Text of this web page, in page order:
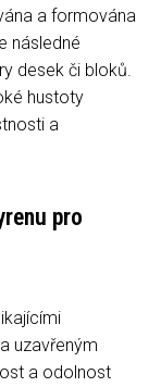
a formována
následné
desek či bloků.
hustoty
a
pro
uzavřeným
a odolnost